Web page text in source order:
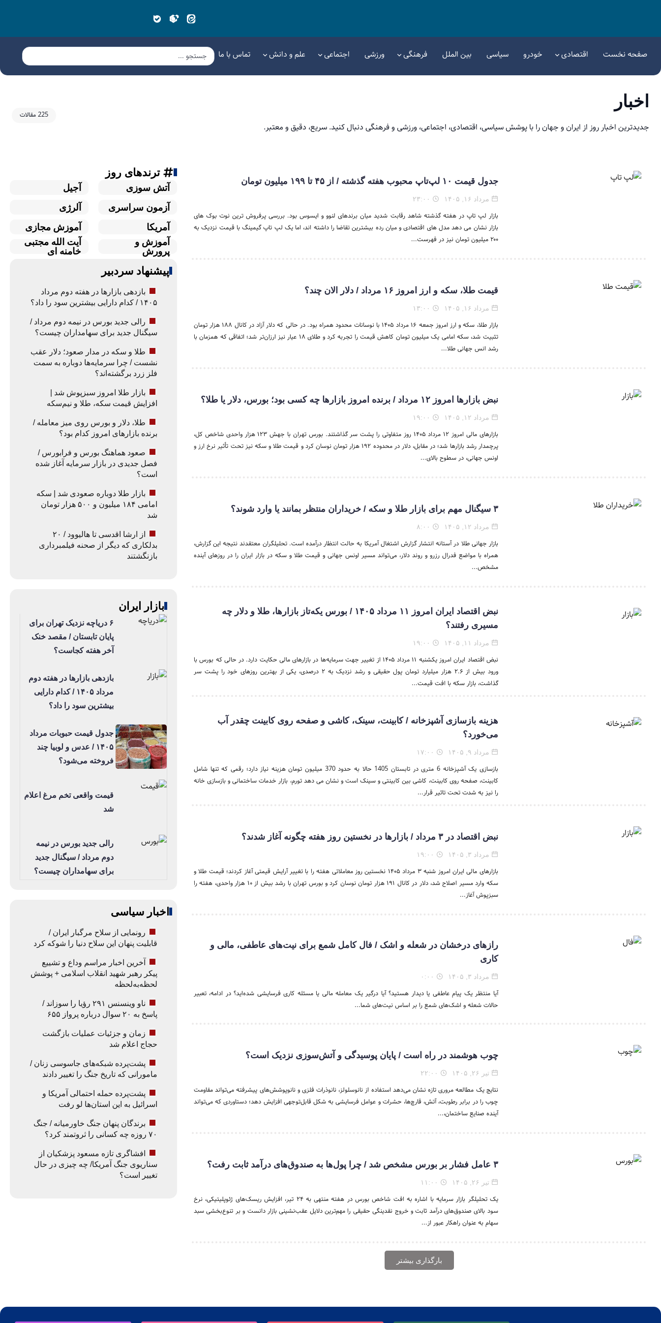
صفحه نخست اقتصادی خودرو سیاسی بین الملل فرهنگی ورزشی اجتماعی علم و دانش تماس با ما
اخبار
جدیدترین اخبار روز از ایران و جهان را با پوشش سیاسی، اقتصادی، اجتماعی، ورزشی و فرهنگی دنبال کنید. سریع، دقیق و معتبر.
225 مقالات
جدول قیمت ۱۰ لپ‌تاپ‌ محبوب هفته گذشته / از ۴۵ تا ۱۹۹ میلیون تومان
مرداد ۱۶, ۱۴۰۵
بازار لپ تاپ در هفته گذشته شاهد رقابت شدید میان برندهای لنوو و ایسوس بود. بررسی پرفروش ترین نوت بوک های
بازار نشان می دهد مدل های اقتصادی و میان رده بیشترین تقاضا را داشته اند، اما یک لپ تاپ گیمینگ با قیمت نزدیک به
۲۰۰ میلیون تومان نیز در فهرست...
قیمت طلا، سکه و ارز امروز ۱۶ مرداد / دلار الان چند؟
مرداد ۱۶, ۱۴۰۵
بازار طلا، سکه و ارز امروز جمعه ۱۶ مرداد ۱۴۰۵ با نوسانات محدود همراه بود. در حالی که دلار آزاد در کانال ۱۸۸ هزار تومان
تثبیت شد، سکه امامی یک میلیون تومان کاهش قیمت را تجربه کرد و طلای ۱۸ عیار نیز ارزان‌تر شد؛ اتفاقی که همزمان با
رشد انس جهانی طلا...
نبض بازارها امروز ۱۲ مرداد / برنده امروز بازارها چه کسی بود؛ بورس، دلار یا طلا؟
مرداد ۱۲, ۱۴۰۵
بازارهای مالی امروز ۱۲ مرداد ۱۴۰۵ روز متفاوتی را پشت سر گذاشتند. بورس تهران با جهش ۱۲۳ هزار واحدی شاخص کل،
پرچمدار رشد بازارها شد؛ در مقابل، دلار در محدوده ۱۹۲ هزار تومان نوسان کرد و قیمت طلا و سکه نیز تحت تأثیر نرخ ارز و
اونس جهانی، در سطوح بالای...
۳ سیگنال مهم برای بازار طلا و سکه / خریداران منتظر بمانند یا وارد شوند؟
مرداد ۱۲, ۱۴۰۵
بازار جهانی طلا در آستانه انتشار گزارش اشتغال آمریکا به حالت انتظار درآمده است. تحلیلگران معتقدند نتیجه این گزارش،
همراه با مواضع فدرال رزرو و روند دلار، می‌تواند مسیر اونس جهانی و قیمت طلا و سکه در بازار ایران را در روزهای آینده
مشخص...
نبض اقتصاد ایران امروز ۱۱ مرداد ۱۴۰۵ / بورس یکه‌تاز بازارها، طلا و دلار چه
مسیری رفتند؟
مرداد ۱۱, ۱۴۰۵
نبض اقتصاد ایران امروز یکشنبه ۱۱ مرداد ۱۴۰۵ از تغییر جهت سرمایه‌ها در بازارهای مالی حکایت دارد. در حالی که بورس با
ورود بیش از ۲.۶ هزار میلیارد تومان پول حقیقی و رشد نزدیک به ۲ درصدی، یکی از بهترین روزهای خود را پشت سر
گذاشت، بازار سکه با افت قیمت...
هزینه بازسازی آشپزخانه / کابینت، سینک، کاشی و صفحه روی کابینت چقدر آب
می‌خورد؟
مرداد ۹, ۱۴۰۵
بازسازی یک آشپزخانه 6 متری در تابستان 1405 حالا به حدود 370 میلیون تومان هزینه نیاز دارد؛ رقمی که تنها شامل
کابینت، صفحه روی کابینت، کاشی بین کابینتی و سینک است و نشان می دهد تورم، بازار خدمات ساختمانی و بازسازی خانه
را نیز به شدت تحت تاثیر قرار...
نبض اقتصاد در ۳ مرداد / بازارها در نخستین روز هفته چگونه آغاز شدند؟
مرداد ۳, ۱۴۰۵
بازارهای مالی ایران امروز شنبه ۳ مرداد ۱۴۰۵ نخستین روز معاملاتی هفته را با تغییر آرایش قیمتی آغاز کردند؛ قیمت طلا و
سکه وارد مسیر اصلاح شد، دلار در کانال ۱۹۱ هزار تومان نوسان کرد و بورس تهران با رشد بیش از ۱۰ هزار واحدی، هفته را
سبزپوش آغاز...
رازهای درخشان در شعله و اشک / فال کامل شمع برای نیت‌های عاطفی، مالی و
کاری
مرداد ۳, ۱۴۰۵
آیا منتظر یک پیام عاطفی یا دیدار هستید؟ آیا درگیر یک معامله مالی یا مسئله کاری فرسایشی شده‌اید؟ در ادامه، تعبیر
حالات شعله و اشک‌های شمع را بر اساس نیت‌های شما...
چوب هوشمند در راه است / پایان پوسیدگی و آتش‌سوزی نزدیک است؟
تیر ۲۶, ۱۴۰۵
نتایج یک مطالعه مروری تازه نشان می‌دهد استفاده از نانوسلولز، نانوذرات فلزی و نانوپوشش‌های پیشرفته می‌تواند مقاومت
چوب را در برابر رطوبت، آتش، قارچ‌ها، حشرات و عوامل فرسایشی به شکل قابل‌توجهی افزایش دهد؛ دستاوردی که می‌تواند
آینده صنایع ساختمان،...
۳ عامل فشار بر بورس مشخص شد / چرا پول‌ها به صندوق‌های درآمد ثابت رفت؟
تیر ۲۶, ۱۴۰۵
یک تحلیلگر بازار سرمایه با اشاره به افت شاخص بورس در هفته منتهی به ۲۴ تیر، افزایش ریسک‌های ژئوپلیتیکی، نرخ
سود بالای صندوق‌های درآمد ثابت و خروج نقدینگی حقیقی را مهم‌ترین دلایل عقب‌نشینی بازار دانست و بر تنوع‌بخشی سبد
سهام به عنوان راهکار عبور از...
بارگذاری بیشتر
ترندهای روز
آتش سوزی
آجیل
آزمون سراسری
آلرژی
آمریکا
آموزش مجازی
آموزش و
پرورش
آیت الله مجتبی
خامنه ای
پیشنهاد سردبیر
بازدهی بازارها در هفته دوم مرداد
۱۴۰۵ / کدام دارایی بیشترین سود را داد؟
رالی جدید بورس در نیمه دوم مرداد /
سیگنال جدید برای سهامداران چیست؟
طلا و سکه در مدار صعود؛ دلار عقب
نشست / چرا سرمایه‌ها دوباره به سمت
فلز زرد برگشته‌اند؟
بازار طلا امروز سبزپوش شد |
افزایش قیمت سکه، طلا و نیم‌سکه
طلا، دلار و بورس روی میز معامله /
برنده بازارهای امروز کدام بود؟
صعود هماهنگ بورس و فرابورس /
فصل جدیدی در بازار سرمایه آغاز شده
است؟
بازار طلا دوباره صعودی شد | سکه
امامی ۱۸۴ میلیون و ۵۰۰ هزار تومان
شد
از ارشا اقدسی تا هالیوود / ۲۰
بدلکاری که دیگر از صحنه فیلمبرداری
بازنگشتند
بازار ایران
۶ دریاچه نزدیک تهران برای
پایان تابستان / مقصد خنک
آخر هفته کجاست؟
بازدهی بازارها در هفته دوم
مرداد ۱۴۰۵ / کدام دارایی
بیشترین سود را داد؟
جدول قیمت حبوبات مرداد
۱۴۰۵ / عدس و لوبیا چند
فروخته می‌شود؟
قیمت واقعی تخم مرغ اعلام
شد
رالی جدید بورس در نیمه
دوم مرداد / سیگنال جدید
برای سهامداران چیست؟
اخبار سیاسی
رونمایی از سلاح مرگبار ایران /
قابلیت پنهان این سلاح دنیا را شوکه کرد
آخرین اخبار مراسم وداع و تشییع
پیکر رهبر شهید انقلاب اسلامی + پوشش
لحظه‌به‌لحظه
ناو وینسنس ۲۹۱ رؤیا را سوزاند /
پاسخ به ۲۰ سوال درباره پرواز ۶۵۵
زمان و جزئیات عملیات بازگشت
حجاج اعلام شد
پشت‌پرده شبکه‌های جاسوسی زنان /
مامورانی که تاریخ جنگ را تغییر دادند
پشت‌پرده حمله احتمالی آمریکا و
اسرائیل به این استان‌ها لو رفت
برندگان پنهان جنگ خاورمیانه / جنگ
۷۰ روزه چه کسانی را ثروتمند کرد؟
افشاگری تازه مسعود پزشکیان از
سناریوی جنگ آمریکا/ چه چیزی در حال
تغییر است؟